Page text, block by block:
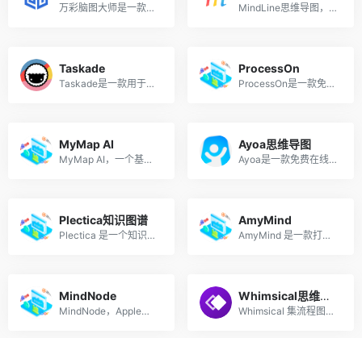
万彩脑图大师是一款可自由缩放的免费 3D 思维导图制作软件。 MindLine思维导图，快速高效制作思维导图工具。
Taskade
Taskade是一款用于与团队成员或员工合作创建任务、笔记和文件清单的软件。
ProcessOn
ProcessOn是一款免费的专业强大在线流程图思维导图作图工具，支持多人实时在线协作，可用于原型图、UML、BPMN、网络拓扑图等多种图形绘制。
MyMap AI
MyMap AI，一个基于 AI 的视觉思维助手。
Ayoa思维导图
Ayoa是一款免费在线作图平台，提供强大且易于使用的思维导图工具。它支持创作思维导图、速度图、自然图、径向图等，并能够实现实时协作和公共分享。
Plectica知识图谱
Plectica 是一个知识图谱工具，用来以图谱形式整理知识。
AmyMind
AmyMind 是一款打开即用的AI思维导图和画板在线工具，交互体验好，更新及时，简单好用。
MindNode
MindNode，Apple生态下的著名的思维导图软件
Whimsical思维导图
Whimsical 集流程图、思维导图、线框图于一身的在线绘图工具。